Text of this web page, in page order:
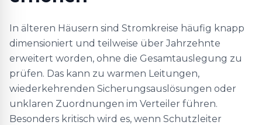
In älteren Häusern sind Stromkreise häufig knapp
dimensioniert und teilweise über Jahrzehnte
erweitert worden, ohne die Gesamtauslegung zu
prüfen. Das kann zu warmen Leitungen,
wiederkehrenden Sicherungsauslösungen oder
unklaren Zuordnungen im Verteiler führen.
Besonders kritisch wird es, wenn Schutzleiter